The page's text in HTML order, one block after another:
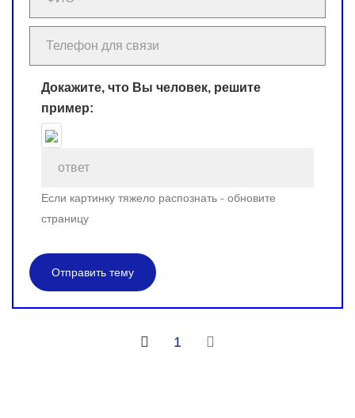
Докажите, что Вы человек, решите
пример:
Если картинку тяжело распознать - обновите
страницу
Отправить тему
1